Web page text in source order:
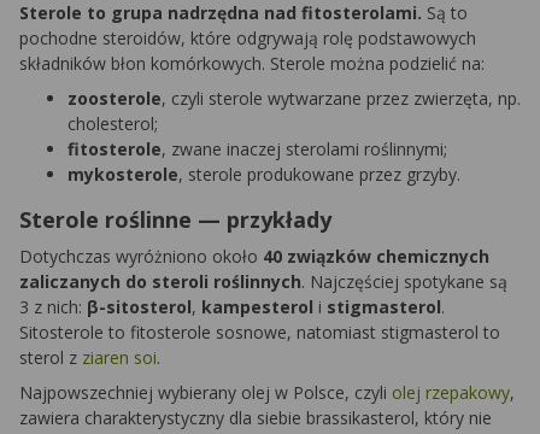
Sterole to grupa nadrzędna nad fitosterolami. Są to
pochodne steroidów, które odgrywają rolę podstawowych
składników błon komórkowych. Sterole można podzielić na:
zoosterole, czyli sterole wytwarzane przez zwierzęta, np.
cholesterol;
fitosterole, zwane inaczej sterolami roślinnymi;
mykosterole, sterole produkowane przez grzyby.
Sterole roślinne — przykłady
Dotychczas wyróżniono około 40 związków chemicznych
zaliczanych do steroli roślinnych. Najczęściej spotykane są
3 z nich: β-sitosterol, kampesterol i stigmasterol.
Sitosterole to fitosterole sosnowe, natomiast stigmasterol to
sterol z ziaren soi.
Najpowszechniej wybierany olej w Polsce, czyli olej rzepakowy,
zawiera charakterystyczny dla siebie brassikasterol, który nie